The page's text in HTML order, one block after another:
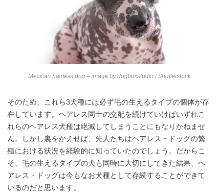
Mexican hairless dog – image bydogboxstudio / Shutterstock
そのため、これら3犬種には必ず毛の生えるタイプの個体が存
在しています。ヘアレス同士の交配を続けていけばいずれこ
れらのヘアレス犬種は絶滅してしまうことにもなりかねませ
ん。しかし裏をかえせば、先人たちはヘアレス・ドッグの繁
殖における状況を経験的に知っていたのでしょう。だからこ
そ、毛の生えるタイプの犬も同時に大切にしてきた結果、ヘ
アレス・ドッグは今もなお犬種として存続することができて
いるのだと思います。